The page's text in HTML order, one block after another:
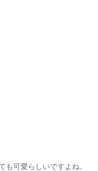
可愛らしいですよね。